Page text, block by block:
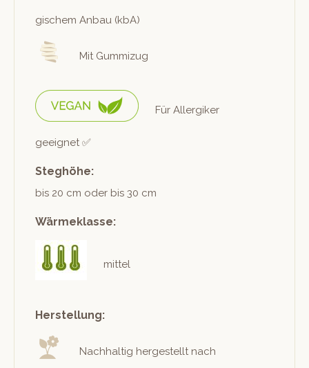
gis­chem Anbau (kbA)
Mit Gummizug
Für Allergik­er
geeignet ✅
Steghöhe:
bis 20 cm oder bis 30 cm
Wärmeklasse:
mittel
Herstellung:
Nach­haltig hergestellt nach